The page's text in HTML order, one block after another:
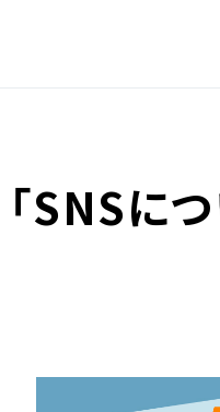
「SNSに